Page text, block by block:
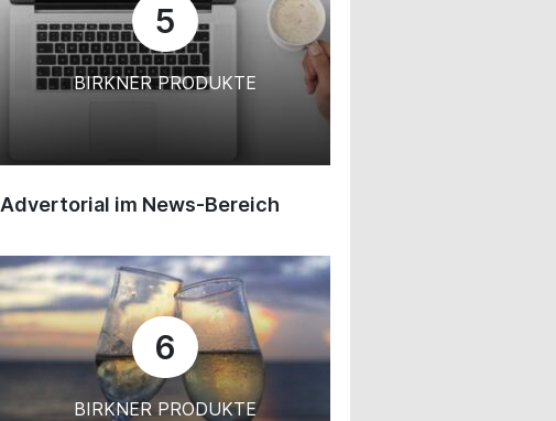
5
BIRKNER PRODUKTE
Advertorial im News-Bereich
6
BIRKNER PRODUKTE